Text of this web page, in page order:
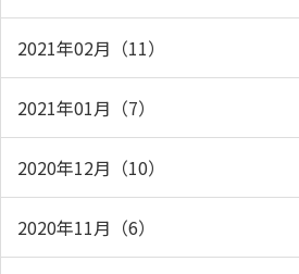
2021年02月（11）
2021年01月（7）
2020年12月（10）
2020年11月（6）